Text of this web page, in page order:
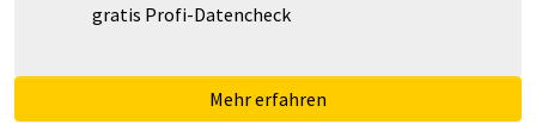
gratis Profi-Datencheck
Mehr erfahren